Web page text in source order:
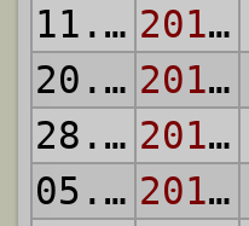
11.02
2015/16
20.02
2015/16
28.02
2015/16
05.03
2015/16